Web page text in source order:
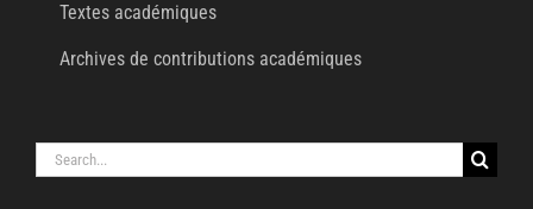
Textes académiques
Archives de contributions académiques
Search
for: